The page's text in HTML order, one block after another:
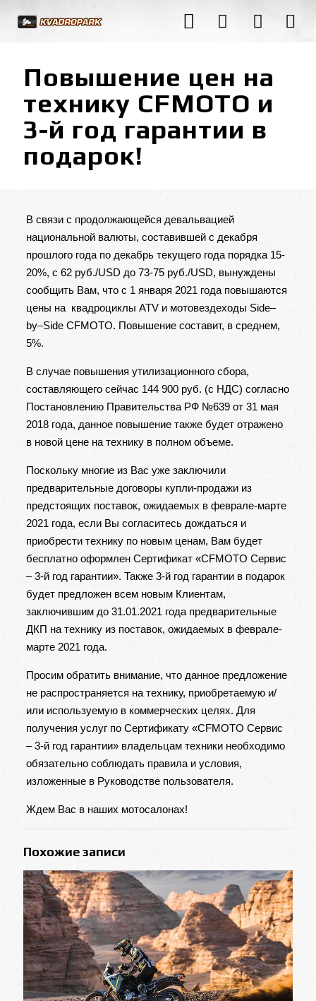
Повышение цен на
технику CFMOTO и
3-й год гарантии в
подарок!
В связи с продолжающейся девальвацией
национальной валюты, составившей с декабря
прошлого года по декабрь текущего года порядка 15-
20%, с 62 руб./USD до 73-75 руб./USD, вынуждены
сообщить Вам, что с 1 января 2021 года повышаются
цены на квадроциклы ATV и мотовездеходы Side–
by–Side CFMOTO. Повышение составит, в среднем,
5%.
В случае повышения утилизационного сбора,
составляющего сейчас 144 900 руб. (с НДС) согласно
Постановлению Правительства РФ №639 от 31 мая
2018 года, данное повышение также будет отражено
в новой цене на технику в полном объеме.
Поскольку многие из Вас уже заключили
предварительные договоры купли-продажи из
предстоящих поставок, ожидаемых в феврале-марте
2021 года, если Вы согласитесь дождаться и
приобрести технику по новым ценам, Вам будет
бесплатно оформлен Сертификат «CFMOTO Сервис
– 3-й год гарантии». Также 3-й год гарантии в подарок
будет предложен всем новым Клиентам,
заключившим до 31.01.2021 года предварительные
ДКП на технику из поставок, ожидаемых в феврале-
марте 2021 года.
Просим обратить внимание, что данное предложение
не распространяется на технику, приобретаемую и/
или используемую в коммерческих целях. Для
получения услуг по Сертификату «CFMOTO Сервис
– 3-й год гарантии» владельцам техники необходимо
обязательно соблюдать правила и условия,
изложенные в Руководстве пользователя.
Ждем Вас в наших мотосалонах!
Похожие записи